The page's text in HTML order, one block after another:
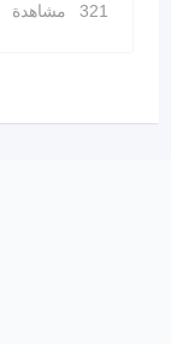
321 مشاهدة